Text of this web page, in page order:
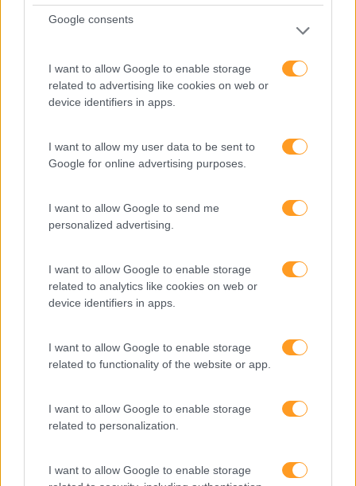
Google consents
I want to allow Google to enable storage
related to advertising like cookies on web or
device identifiers in apps.
I want to allow my user data to be sent to
Google for online advertising purposes.
I want to allow Google to send me
personalized advertising.
I want to allow Google to enable storage
related to analytics like cookies on web or
device identifiers in apps.
I want to allow Google to enable storage
related to functionality of the website or app.
I want to allow Google to enable storage
related to personalization.
I want to allow Google to enable storage
Categorias Blog
Artigo De Opinião
Atendimento E Relação Cliente
Cultura
Desenvolvimento De Competências
Expo RH
Interculturalidade
Liderança
Perspetivas